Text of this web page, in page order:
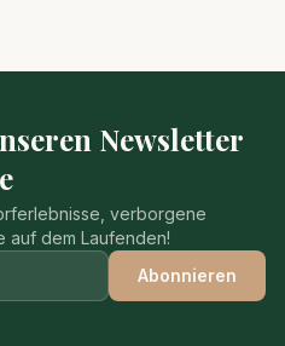
Newsletter
verborgene
auf dem Laufenden!
Abonnieren